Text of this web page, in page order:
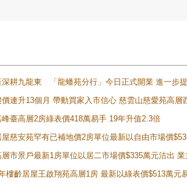
深耕九龍東 「龍蟠苑分行」今日正式開業 進一步
連升13個月 帶動買家入市信心 慈雲山慈愛苑高層
臺高層2房綠表價418萬易手 19年升值2.3倍
慈安苑罕有已補地價2房單位最新以自由市場價
市景戶最新1房單位以居二市場價$335萬元沽出
樓齡居屋王啟翔苑高層1房 最新以綠表價$513萬元